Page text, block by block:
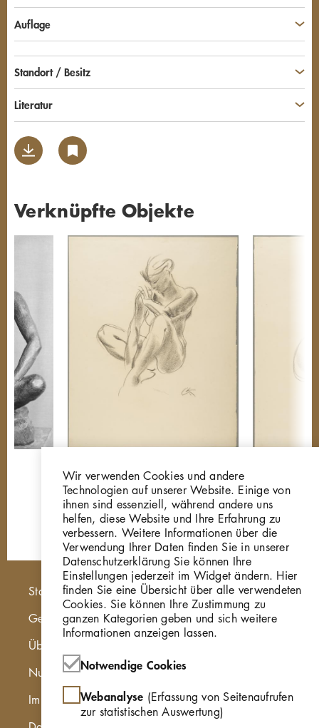
Auflage
Standort / Besitz
Literatur
Verknüpfte Objekte
Studie 'Große Sitzende'
Z634
Z635
Hauptnavigation
Startseite
Georg Kolbe Museum
Über die Online Sammlung
Nutzungshinweise
Impressum
Wir verwenden Cookies und andere
Technologien auf unserer Website. Einige von
ihnen sind essenziell, während andere uns
helfen, diese Website und Ihre Erfahrung zu
verbessern. Weitere Informationen über die
Verwendung Ihrer Daten finden Sie in unserer
Datenschutzerklärung Sie können Ihre
Einstellungen jederzeit im Widget ändern. Hier
finden Sie eine Übersicht über alle verwendeten
Cookies. Sie können Ihre Zustimmung zu
ganzen Kategorien geben und sich weitere
Informationen anzeigen lassen.
Notwendige Cookies
Webanalyse (Erfassung von Seitenaufrufen
zur statistischen Auswertung)